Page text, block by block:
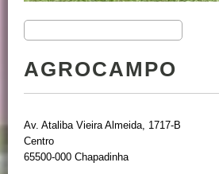
AGROCAMPO
Av. Ataliba Vieira Almeida, 1717-B
Centro
65500-000 Chapadinha